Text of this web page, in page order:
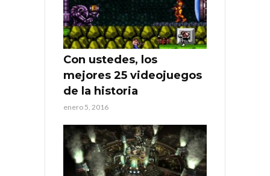
Con ustedes, los
mejores 25 videojuegos
de la historia
enero 5, 2016